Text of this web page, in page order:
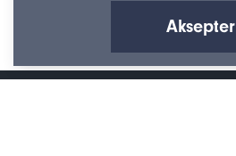
Aksepter